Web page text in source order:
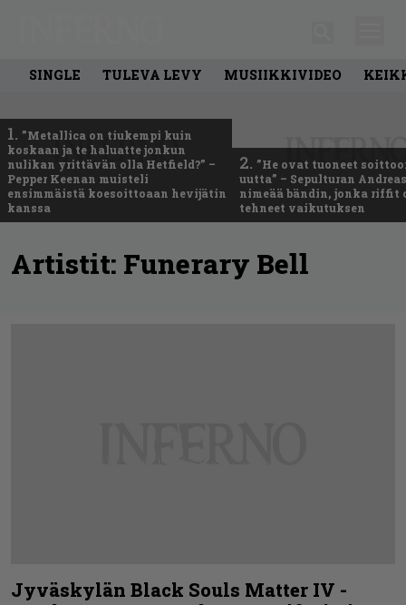
SINGLE TULEVA LEVY MUSIIKKIVIDEO
1. ”Metallica on tiukempi kuin
koskaan ja te haluatte jonkun
nulikan yrittävän olla Hetfield?” –
Pepper Keenan muisteli
ensimmäistä koesoittoaan hevijätin
kanssa
2. ”He ovat tuoneet
uutta” – Sepulturan
nimeää bändin, jonka riffit
tehneet vaikutuksen
Artistit: Funerary Bell
Jyväskylän Black Souls Matter IV -